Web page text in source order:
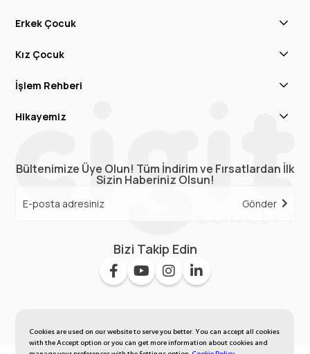
Cookies are used on our website to serve you better. You can accept all cookies
with the Accept option or you can get more information about cookies and
Erkek Çocuk
Kız Çocuk
İşlem Rehberi
Hikayemiz
Bültenimize Üye Olun! Tüm İndirim ve Fırsatlardan İlk
Sizin Haberiniz Olsun!
Gönder
Bizi Takip Edin